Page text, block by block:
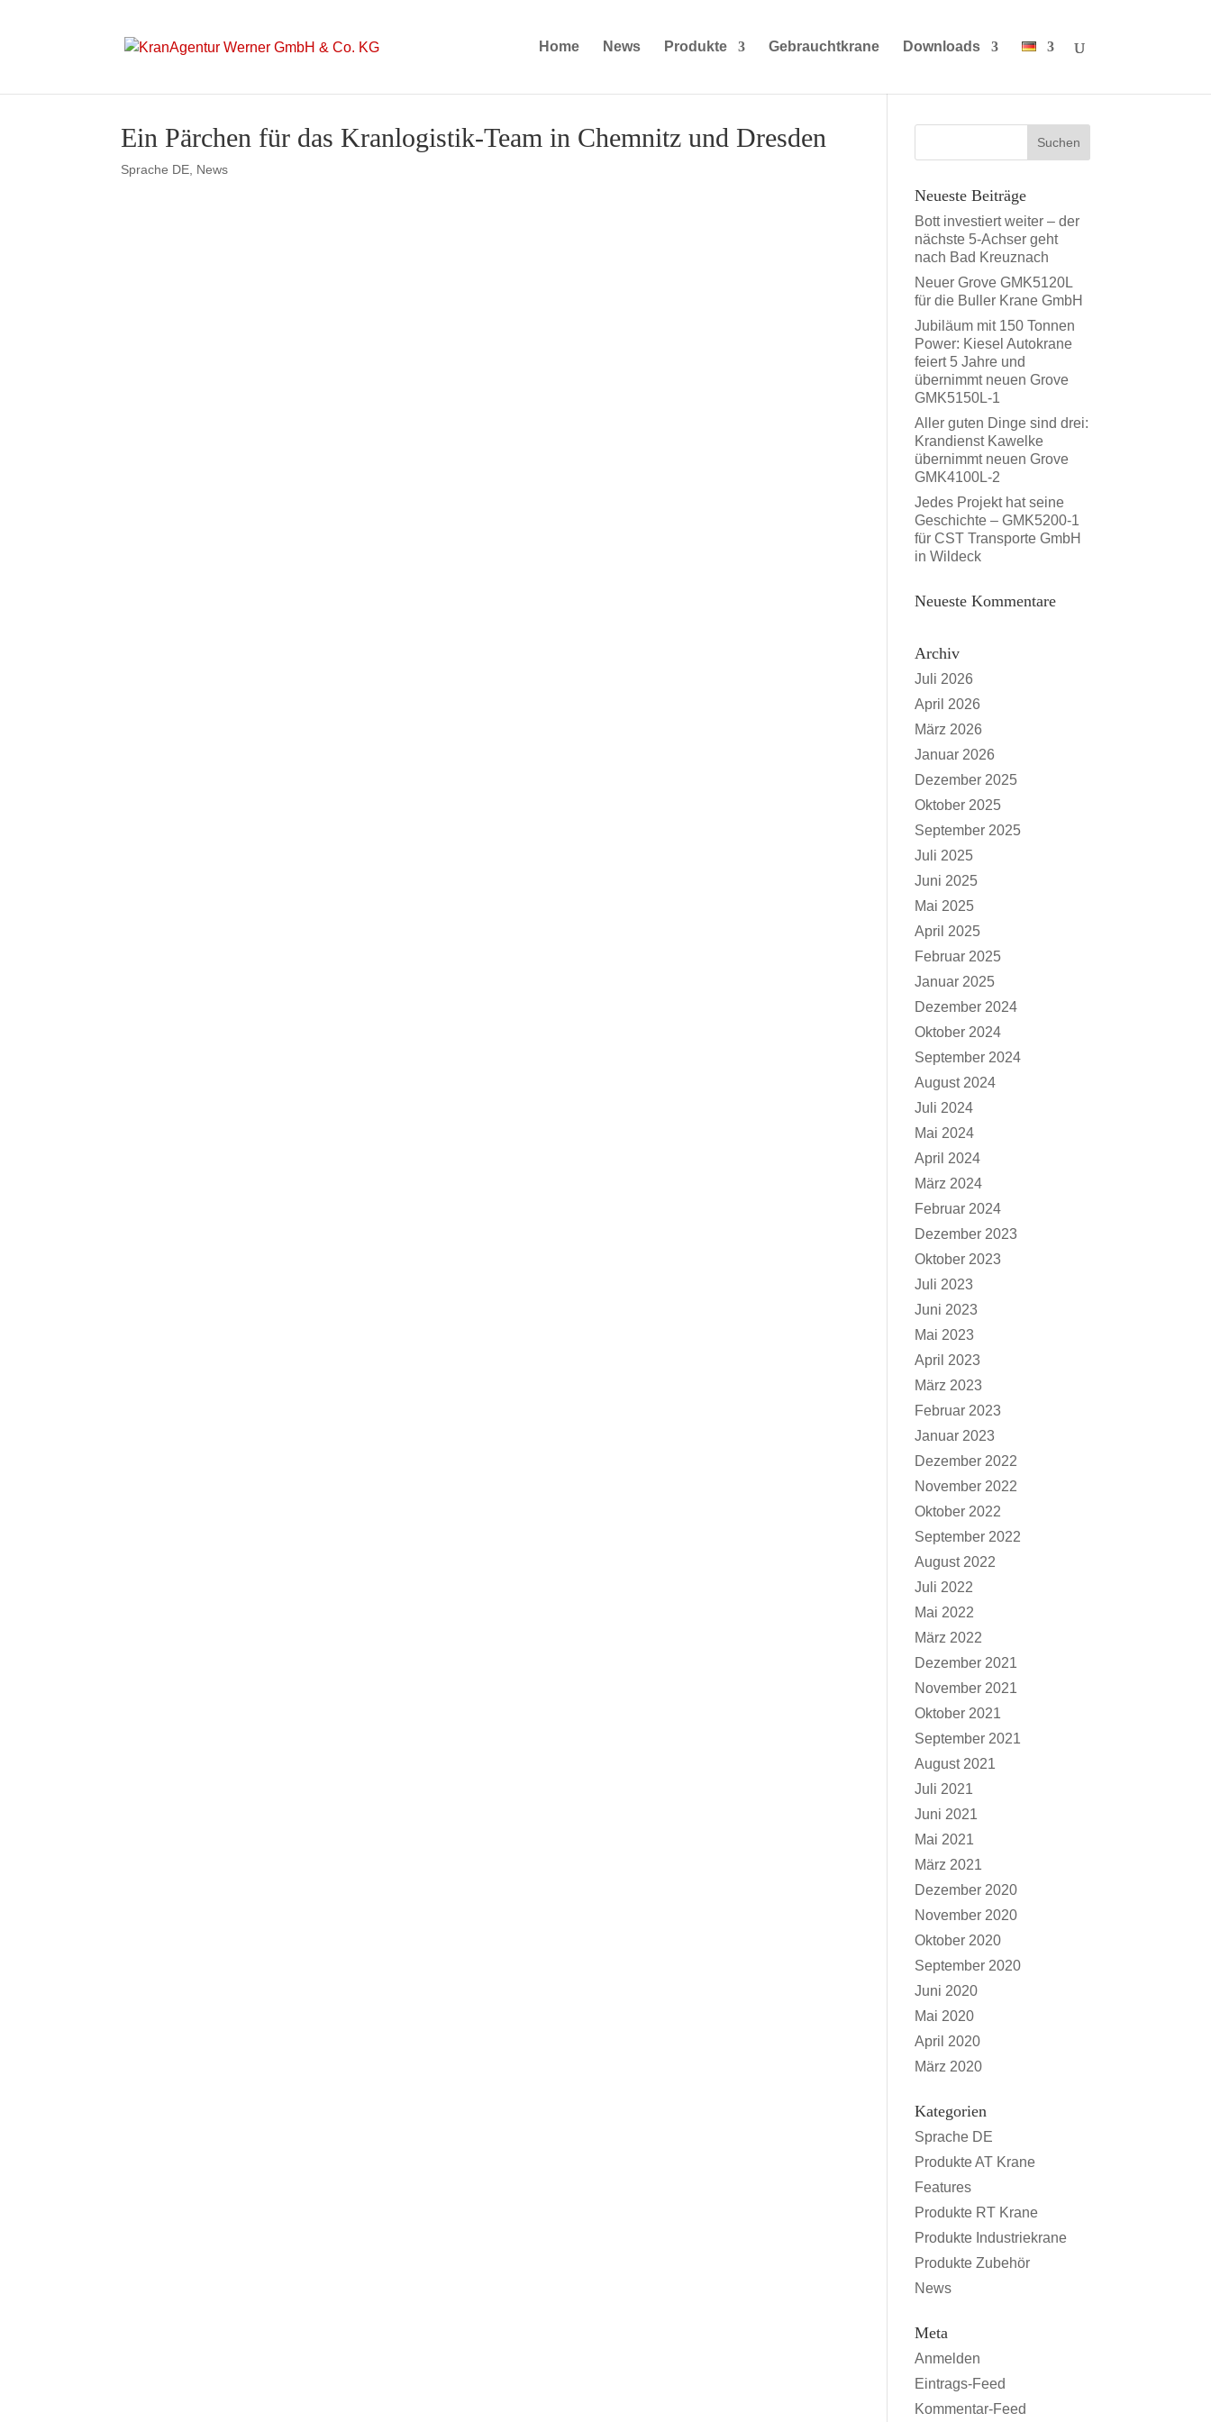
Home News Produkte Gebrauchtkrane Downloads
Ein Pärchen für das Kranlogistik-Team in Chemnitz und Dresden
Sprache DE News
Neueste Beiträge
Bott investiert weiter – der
nächste 5-Achser geht
nach Bad Kreuznach
Neuer Grove GMK5120L
für die Buller Krane GmbH
Jubiläum mit 150 Tonnen
Power: Kiesel Autokrane
feiert 5 Jahre und
übernimmt neuen Grove
GMK5150L-1
Aller guten Dinge sind drei:
Krandienst Kawelke
übernimmt neuen Grove
GMK4100L-2
Jedes Projekt hat seine
Geschichte – GMK5200-1
für CST Transporte GmbH
in Wildeck
Neueste Kommentare
Archiv
Juli 2026
April 2026
März 2026
Januar 2026
Dezember 2025
Oktober 2025
September 2025
Juli 2025
Juni 2025
Mai 2025
April 2025
Februar 2025
Januar 2025
Dezember 2024
Oktober 2024
September 2024
August 2024
Juli 2024
Mai 2024
April 2024
März 2024
Februar 2024
Dezember 2023
Oktober 2023
Juli 2023
Juni 2023
Mai 2023
April 2023
März 2023
Februar 2023
Januar 2023
Dezember 2022
November 2022
Oktober 2022
September 2022
August 2022
Juli 2022
Mai 2022
März 2022
Dezember 2021
November 2021
Oktober 2021
September 2021
August 2021
Juli 2021
Juni 2021
Mai 2021
März 2021
Dezember 2020
November 2020
Oktober 2020
September 2020
Juni 2020
Mai 2020
April 2020
März 2020
Kategorien
Sprache DE
Produkte AT Krane
Features
Produkte RT Krane
Produkte Industriekrane
Produkte Zubehör
News
Meta
Anmelden
Eintrags-Feed
Kommentar-Feed